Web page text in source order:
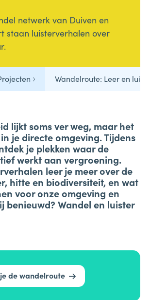
netwerk van Duiven en
staan luisterverhalen over
Wandelroute: Leer en
de wandelroute
lijkt soms ver weg, maar het
je directe omgeving. Tijdens
je plekken waar de
werkt aan vergroening.
leer je meer over de
hitte en biodiversiteit, en wat
voor onze omgeving en
benieuwd? Wandel en luister